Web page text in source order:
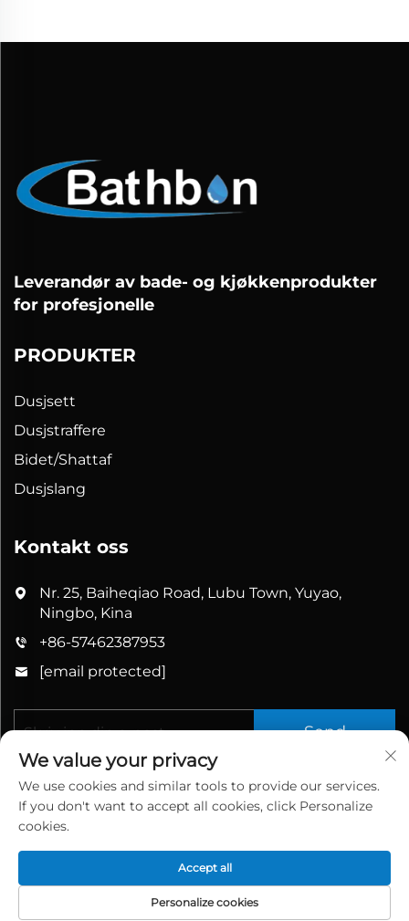
Leverandør av bade- og kjøkkenprodukter
for profesjonelle
PRODUKTER
Dusjsett
Dusjstraffere
Bidet/Shattaf
Dusjslang
Kontakt oss
Nr. 25, Baiheqiao Road, Lubu Town, Yuyao,
Ningbo, Kina
+86-57462387953
[email protected]
Send
Copyright © 2025 China Yuyao Bathbon Sanitary
Ware Co., Ltd. All rights reserved.
We value your privacy
We use cookies and similar tools to provide our services.
If you don't want to accept all cookies, click Personalize
cookies.
Personalize cookies
Accept all